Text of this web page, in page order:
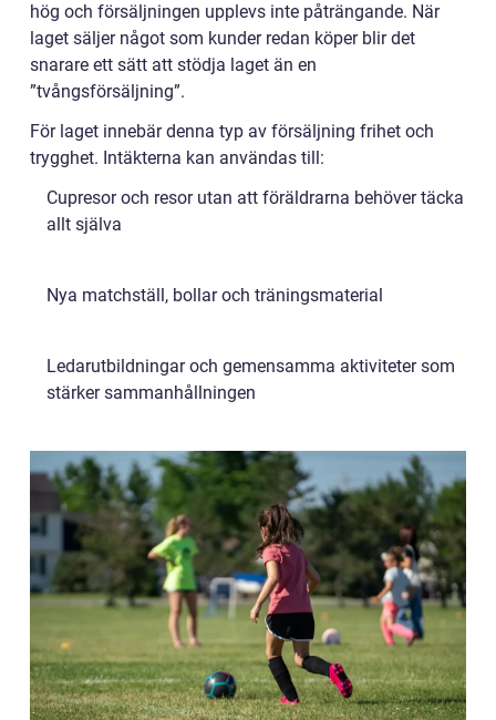
hög och försäljningen upplevs inte påträngande. När
laget säljer något som kunder redan köper blir det
snarare ett sätt att stödja laget än en
”tvångsförsäljning”.
För laget innebär denna typ av försäljning frihet och
trygghet. Intäkterna kan användas till:
Cupresor och resor utan att föräldrarna behöver täcka
allt själva
Nya matchställ, bollar och träningsmaterial
Ledarutbildningar och gemensamma aktiviteter som
stärker sammanhållningen